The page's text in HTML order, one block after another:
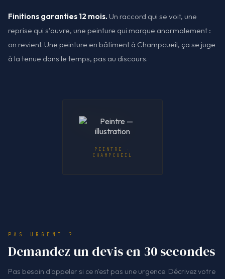
Finitions garanties 12 mois. Un raccord qui se voit, une
reprise qui s'ouvre, une peinture qui marque anormalement :
on revient. Une peinture en bâtiment à Champcueil, ça se juge
à la tenue dans le temps, pas au discours.
PEINTRE ·
CHAMPCUEIL
PAS URGENT ?
Demandez un devis en 30 secondes
Pas besoin d'appeler si ce n'est pas une urgence. Décrivez votre